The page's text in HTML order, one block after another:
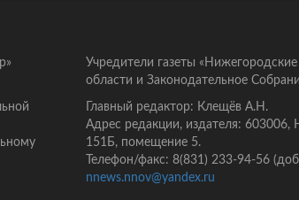
Учредители газеты
области и Законодательное
Главный редактор: Клещёв А.Н.
Адрес редакции, издателя:
151Б, помещение 5.
Телефон/факс: 8(831) 233-94-56
nnews.nnov@yandex.ru